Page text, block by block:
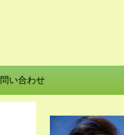
問い合わせ